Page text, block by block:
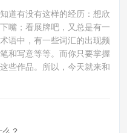
道有没有这样的经历：想欣
嘴；看展牌吧，又总是有一
语中，有一些词汇的出现频
和写意等等。而你只要掌握
些作品。所以，今天就来和
？